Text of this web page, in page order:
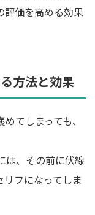
評価を高める効果
方法と効果
てしまっても、
は、その前に伏線
フになってしま